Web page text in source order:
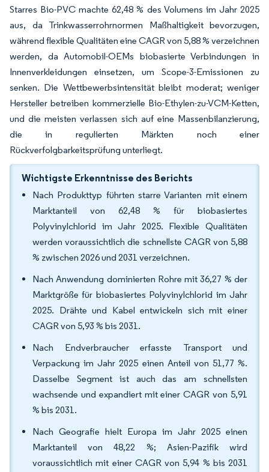
Starres Bio-PVC machte 62,48 % des Volumens im Jahr 2025
aus, da Trinkwasserrohrnormen Maßhaltigkeit bevorzugen,
während flexible Qualitäten eine CAGR von 5,88 % verzeichnen
werden, da Automobil-OEMs biobasierte Verbindungen in
Innenverkleidungen einsetzen, um Scope-3-Emissionen zu
senken. Die Wettbewerbsintensität bleibt moderat; weniger
Hersteller betreiben kommerzielle Bio-Ethylen-zu-VCM-Ketten,
und die meisten verlassen sich auf eine Massenbilanzierung,
die in regulierten Märkten noch einer
Rückverfolgbarkeitsprüfung unterliegt.
Wichtigste Erkenntnisse des Berichts
Nach Produkttyp führten starre Varianten mit einem
Marktanteil von 62,48 % für biobasiertes
Polyvinylchlorid im Jahr 2025. Flexible Qualitäten
werden voraussichtlich die schnellste CAGR von 5,88
% zwischen 2026 und 2031 verzeichnen.
Nach Anwendung dominierten Rohre mit 36,27 % der
Marktgröße für biobasiertes Polyvinylchlorid im Jahr
2025. Drähte und Kabel entwickeln sich mit einer
CAGR von 5,93 % bis 2031.
Nach Endverbraucher erfasste Transport und
Verpackung im Jahr 2025 einen Anteil von 51,77 %.
Dasselbe Segment ist auch das am schnellsten
wachsende und expandiert mit einer CAGR von 5,91
% bis 2031.
Nach Geografie hielt Europa im Jahr 2025 einen
Marktanteil von 48,22 %; Asien-Pazifik wird
voraussichtlich mit einer CAGR von 5,94 % bis 2031